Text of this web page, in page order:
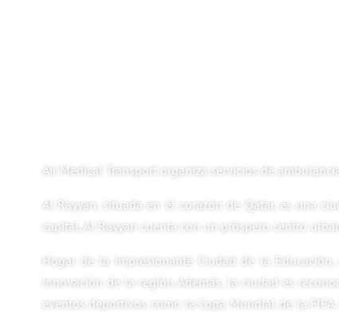
Air Medical Transport organiza servicios de
Al Rayyan, situada en el corazón de Qatar, es una
capital, Al Rayyan cuenta con un próspero centro
Hogar de la impresionante Ciudad de la
innovación de la región. Además, la ciudad es
eventos deportivos como la Copa Mundial de la